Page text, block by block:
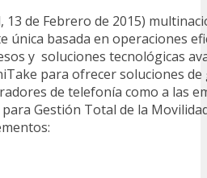
13 de Febrero de 2015)
única basada en operaciones
y soluciones tecnológicas
para ofrecer soluciones
de telefonía como a las
Gestión Total de la